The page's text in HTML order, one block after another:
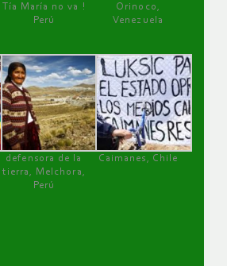
Tía María no va !
Perú
Orinoco,
Venezuela
defensora de la
tierra, Melchora,
Perú
Caimanes, Chile